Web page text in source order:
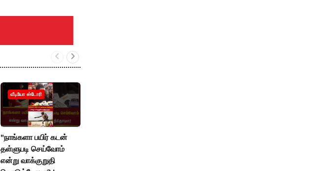
வீடியோ ஸ்டோரி
"நாங்களா பயிர் கடன்
தள்ளுபடி செய்வோம்
என்று வாக்குறுதி